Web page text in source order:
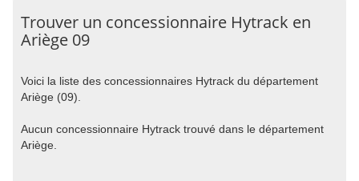
Trouver un concessionnaire Hytrack en
Ariège 09
Voici la liste des concessionnaires Hytrack du département
Ariège (09).
Aucun concessionnaire Hytrack trouvé dans le département
Ariège.